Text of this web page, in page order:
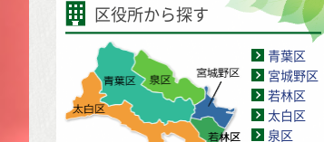
区役所から探す
青葉区
宮城野区
若林区
太白区
泉区